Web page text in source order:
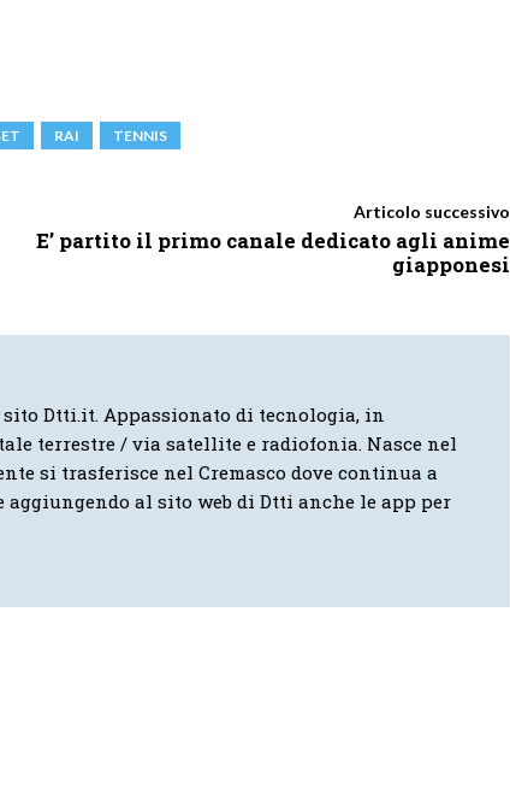
RAI TENNIS
Articolo successivo
E’ partito il primo canale dedicato agli anime
giapponesi
Dtti.it. Appassionato di tecnologia, in
terrestre / via satellite e radiofonia. Nasce nel
si trasferisce nel Cremasco dove continua a
al sito web di Dtti anche le app per